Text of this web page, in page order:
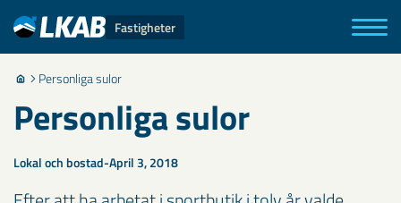
Fastigheter
Personliga sulor
Personliga sulor
Lokal och bostad April 3, 2018